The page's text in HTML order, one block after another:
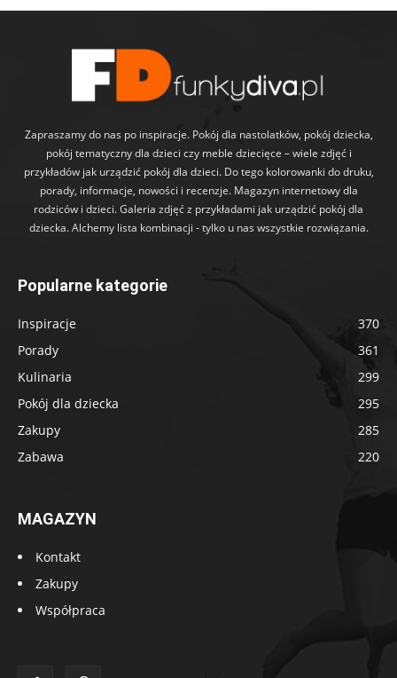
Zapraszamy do nas po inspiracje. Pokój dla nastolatków, pokój dziecka,
pokój tematyczny dla dzieci czy meble dziecięce – wiele zdjęć i
przykładów jak urządzić pokój dla dzieci. Do tego kolorowanki do druku,
porady, informacje, nowości i recenzje. Magazyn internetowy dla
rodziców i dzieci. Galeria zdjęć z przykładami jak urządzić pokój dla
dziecka. Alchemy lista kombinacji - tylko u nas wszystkie rozwiązania.
Popularne kategorie
Inspiracje
370
Porady
361
Kulinaria
299
Pokój dla dziecka
295
Zakupy
285
Zabawa
220
MAGAZYN
Kontakt
Zakupy
Współpraca